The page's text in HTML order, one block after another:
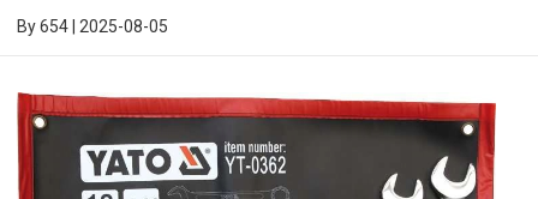
By654 2025-08-05